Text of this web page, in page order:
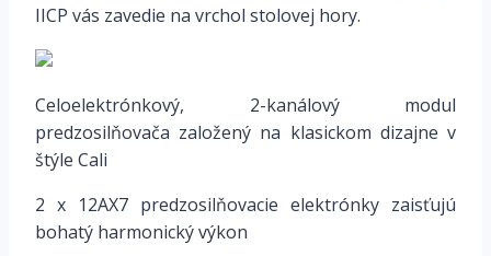
IICP vás zavedie na vrchol stolovej hory.
Celoelektrónkový, 2-kanálový modul
predzosilňovača založený na klasickom dizajne v
štýle Cali
2 x 12AX7 predzosilňovacie elektrónky zaisťujú
bohatý harmonický výkon